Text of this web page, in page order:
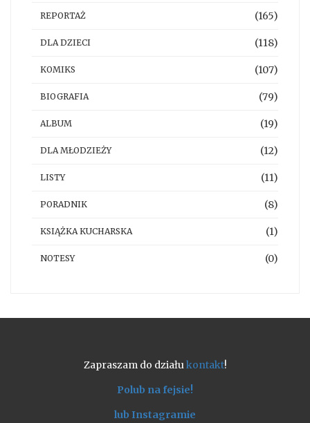
REPORTAŻ (165)
DLA DZIECI (118)
KOMIKS (107)
BIOGRAFIA (79)
ALBUM (19)
DLA MŁODZIEŻY (12)
LISTY (11)
PORADNIK (8)
KSIĄŻKA KUCHARSKA (1)
NOTESY (0)
Zapraszam do działukontakt!
Polub na fejsie!
lub Instagramie